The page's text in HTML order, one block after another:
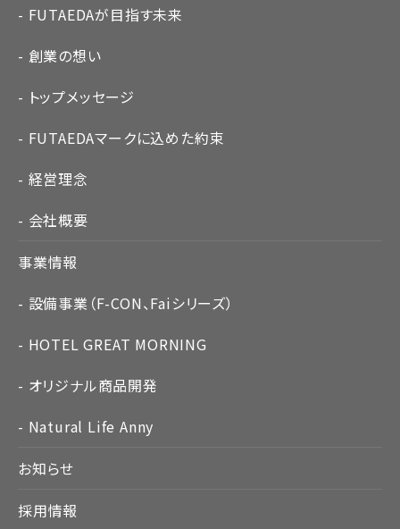
FUTAEDAが目指す未来
創業の想い
トップメッセージ
FUTAEDAマークに込めた約束
経営理念
会社概要
事業情報
設備事業（F-CON、Faiシリーズ）
HOTEL GREAT MORNING
オリジナル商品開発
Natural Life Anny
お知らせ
採用情報